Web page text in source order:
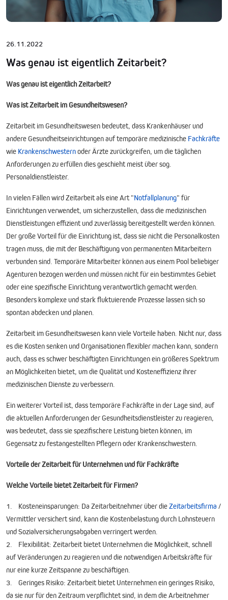
26.11.2022
Was genau ist eigentlich Zeitarbeit?
Was genau ist eigentlich Zeitarbeit?
Was ist Zeitarbeit im Gesundheitswesen?
Zeitarbeit im Gesundheitswesen bedeutet, dass Krankenhäuser und
andere Gesundheitseinrichtungen auf temporäre medizinische Fachkräfte
wie Krankenschwesternoder Ärzte zurückgreifen, um die täglichen
Anforderungen zu erfüllen dies geschieht meist über sog.
Personaldienstleister.
In vielen Fällen wird Zeitarbeit als eine Art "Notfallplanung" für
Einrichtungen verwendet, um sicherzustellen, dass die medizinischen
Dienstleistungen effizient und zuverlässig bereitgestellt werden können.
Der große Vorteil für die Einrichtung ist, dass sie nicht die Personalkosten
tragen muss, die mit der Beschäftigung von permanenten Mitarbeitern
verbunden sind. Temporäre Mitarbeiter können aus einem Pool beliebiger
Agenturen bezogen werden und müssen nicht für ein bestimmtes Gebiet
oder eine spezifische Einrichtung verantwortlich gemacht werden.
Besonders komplexe und stark fluktuierende Prozesse lassen sich so
spontan abdecken und planen.
Zeitarbeit im Gesundheitswesen kann viele Vorteile haben. Nicht nur, dass
es die Kosten senken und Organisationen flexibler machen kann, sondern
auch, dass es schwer beschäftigten Einrichtungen ein größeres Spektrum
an Möglichkeiten bietet, um die Qualität und Kosteneffizienz ihrer
medizinischen Dienste zu verbessern.
Ein weiterer Vorteil ist, dass temporäre Fachkräfte in der Lage sind, auf
die aktuellen Anforderungen der Gesundheitsdienstleister zu reagieren,
was bedeutet, dass sie spezifischere Leistung bieten können, im
Gegensatz zu festangestellten Pflegern oder Krankenschwestern.
Vorteile der Zeitarbeit für Unternehmen und für Fachkräfte
Welche Vorteile bietet Zeitarbeit für Firmen?
1. Kosteneinsparungen: Da Zeitarbeitnehmer über dieZeitarbeitsfirma/
Vermittler versichert sind, kann die Kostenbelastung durch Lohnsteuern
und Sozialversicherungsabgaben verringert werden.
2. Flexibilität: Zeitarbeit bietet Unternehmen die Möglichkeit, schnell
auf Veränderungen zu reagieren und die notwendigen Arbeitskräfte für
nur eine kurze Zeitspanne zu beschäftigen.
3. Geringes Risiko: Zeitarbeit bietet Unternehmen ein geringes Risiko,
da sie nur für den Zeitraum verpflichtet sind, in dem die Arbeitnehmer